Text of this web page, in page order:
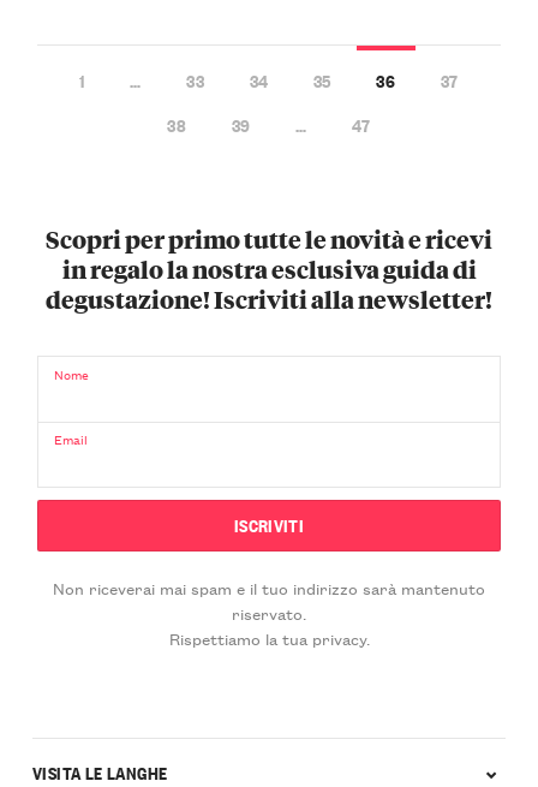
1 … 33 34 35 36
37
38
39 … 47
Scopri per primo tutte le novità e ricevi
in regalo la nostra esclusiva guida di
degustazione! Iscriviti alla newsletter!
Nome
Email
Non riceverai mai spam e il tuo indirizzo sarà mantenuto
riservato.
Rispettiamo la tua privacy.
VISITA LE LANGHE